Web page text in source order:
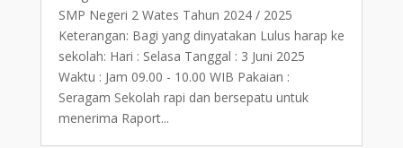
SMP Negeri 2 Wates Tahun 2024 / 2025
Keterangan: Bagi yang dinyatakan Lulus harap ke
sekolah: Hari : Selasa Tanggal : 3 Juni 2025
Waktu : Jam 09.00 - 10.00 WIB Pakaian :
Seragam Sekolah rapi dan bersepatu untuk
menerima Raport...